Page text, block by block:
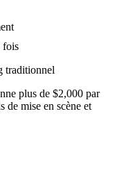
fois
traditionnel
plus de $2,000 par
de mise en scène et